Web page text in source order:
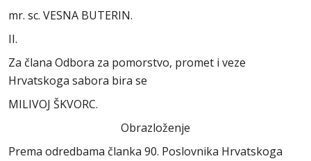
mr. sc. VESNA BUTERIN.
II.
Za člana Odbora za pomorstvo, promet i veze
Hrvatskoga sabora bira se
MILIVOJ ŠKVORC.
Obrazloženje
Prema odredbama članka 90. Poslovnika Hrvatskoga